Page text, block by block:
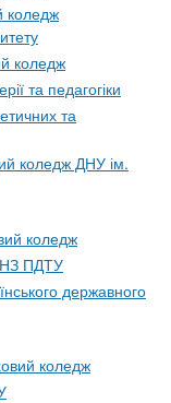
коледж
коледж
та педагогіки
та
коледж ДНУ ім.
коледж
ПДТУ
державного
коледж